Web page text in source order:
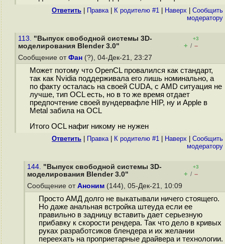
Ответить Правка| К родителю #1 Наверх
Cообщить
модератору
113. "Выпуск свободной системы 3D-
моделирования Blender 3.0"
+3
+ / –
Сообщение от Фан (?), 04-Дек-21, 23:27
Может потому что OpenCL провалился как стандарт,
так как Nvidia поддерживала его лишь номинально, а
по факту осталась на своей CUDA, с AMD ситуация не
лучше, тип OCL есть, но в то же время отдает
предпочтение своей вундервафле HIP, ну и Apple в
Metal забила на OCL
Итого OCL нафиг никому не нужен
Ответить Правка| К родителю #1 Наверх
Cообщить
модератору
144. "Выпуск свободной системы 3D-
моделирования Blender 3.0"
+3
+ / –
Сообщение от Аноним (144), 05-Дек-21, 10:09
Просто АМД долго не выкатывали ничего стоящего.
Но даже анальная встройка штеуда если ее
правильно в задницу вставить дает серьезную
прибавку к скорости рендера. Так что дело в кривых
руках разработсиков блендера и их желании
переехать на проприетарные драйвера и технологии.